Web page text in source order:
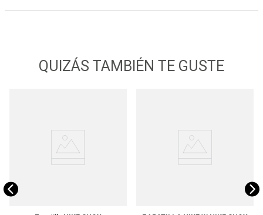
QUIZÁS TAMBIÉN TE GUSTE